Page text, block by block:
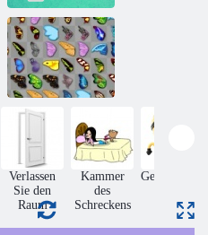
Dominoes
Klassiker
Schmetterlings
Kyodai
Verlassen
Sie den
Raum
Kammer
des
Schreckens